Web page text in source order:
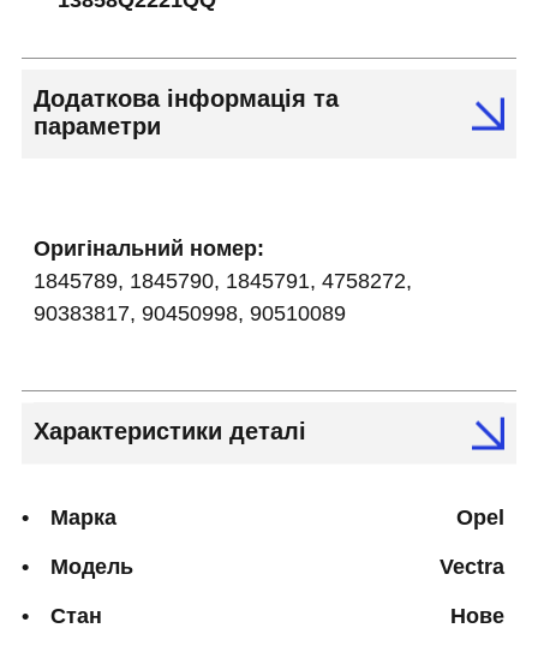
Додаткова інформація та
параметри
Оригінальний номер:
1845789, 1845790, 1845791, 4758272,
90383817, 90450998, 90510089
Характеристики деталі
Марка Opel
Модель Vectra
Стан Нове